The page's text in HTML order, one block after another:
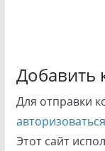
Добавить
Для отправки
авторизоваться
Этот сайт